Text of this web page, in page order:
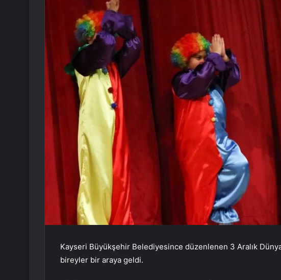
Kayseri Büyükşehir Belediyesince düzenlenen 3 Aralık
bireyler bir araya geldi.